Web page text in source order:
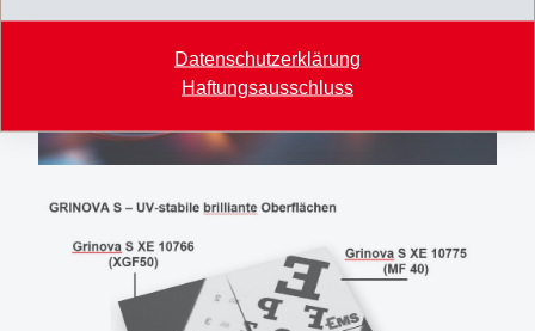
Datenschutzerklärung
Haftungsausschluss